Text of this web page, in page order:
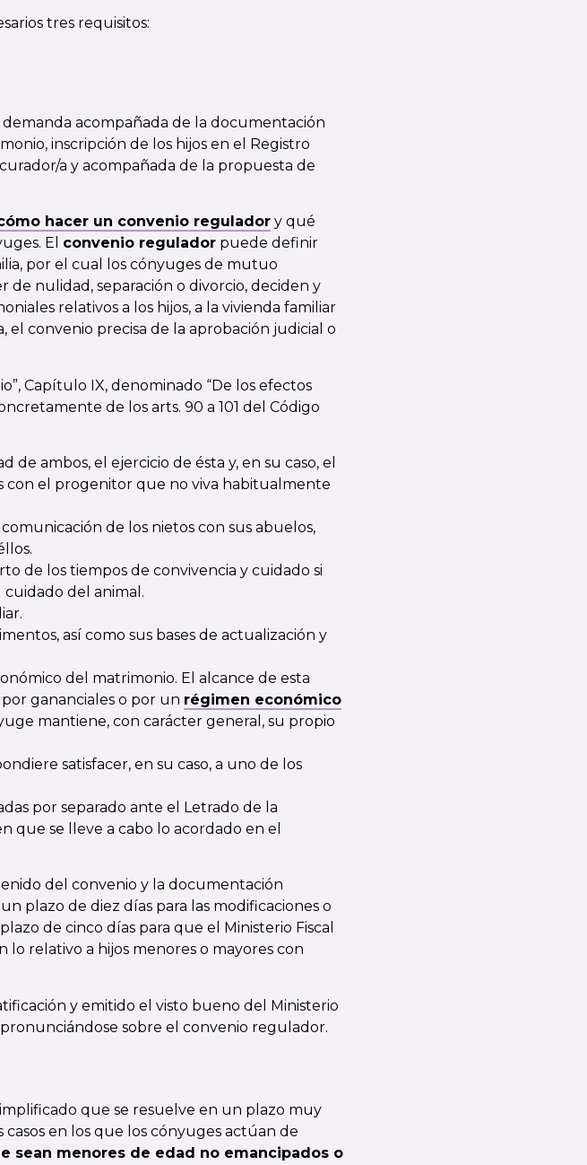
tres requisitos:
acompañada de la documentación
inscripción de los hijos en el Registro
a y acompañada de la propuesta de
hacer un convenio regulador y qué
El convenio regulador puede definir
por el cual los cónyuges de mutuo
de nulidad, separación o divorcio, deciden y
relativos a los hijos, a la vivienda familiar
el convenio precisa de la aprobación judicial o
Capítulo IX, denominado “De los efectos
de los arts. 90 a 101 del Código
ambos, el ejercicio de ésta y, en su caso, el
con el progenitor que no viva habitualmente
de los nietos con sus abuelos,
de los tiempos de convivencia y cuidado si
cuidado del animal.
así como sus bases de actualización y
del matrimonio. El alcance de esta
gananciales o por un régimen económico
mantiene, con carácter general, su propio
satisfacer, en su caso, a uno de los
por separado ante el Letrado de la
que se lleve a cabo lo acordado en el
del convenio y la documentación
plazo de diez días para las modificaciones o
de cinco días para que el Ministerio Fiscal
lo relativo a hijos menores o mayores con
y emitido el visto bueno del Ministerio
sobre el convenio regulador.
que se resuelve en un plazo muy
en los que los cónyuges actúan de
sean menores de edad no emancipados o